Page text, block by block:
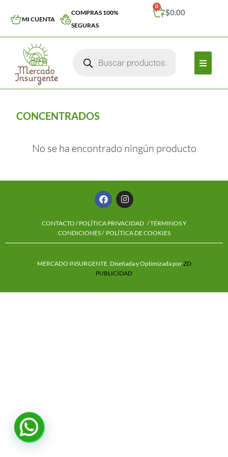
MI CUENTA
COMPRAS 100%
SEGURAS
$0.00
0
CONCENTRADOS
No se ha encontrado ningún producto
CONTACTO /POLÍTICA PRIVACIDAD / TÉRMINOS Y
CONDICIONES / POLÍTICA DE COOKIES
MERCADO INSURGENTE. Diseñada y Optimizada porZD
PUBLICIDAD